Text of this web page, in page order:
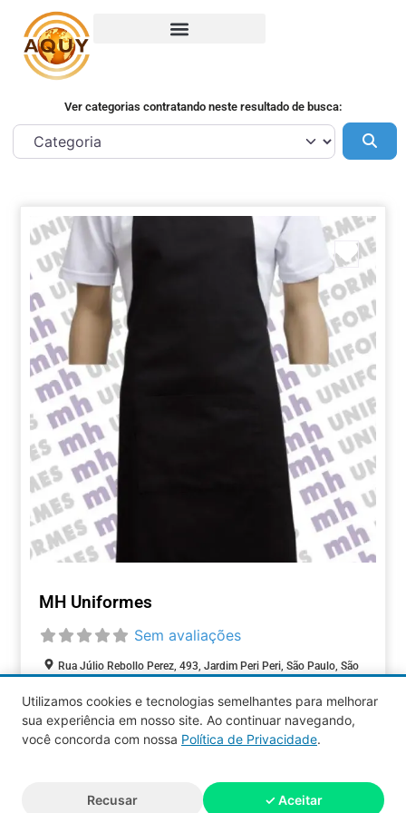
Ver categorias contratando neste resultado de busca:
MH Uniformes
Sem avaliações
Rua Júlio Rebollo Perez, 493, Jardim Peri Peri, São Paulo, São
COMÉRCIOS
reservados.
Utilizamos cookies e tecnologias semelhantes para melhorar
sua experiência em nosso site. Ao continuar navegando,
você concorda com nossa Política de Privacidade.
Recusar ✓ Aceitar